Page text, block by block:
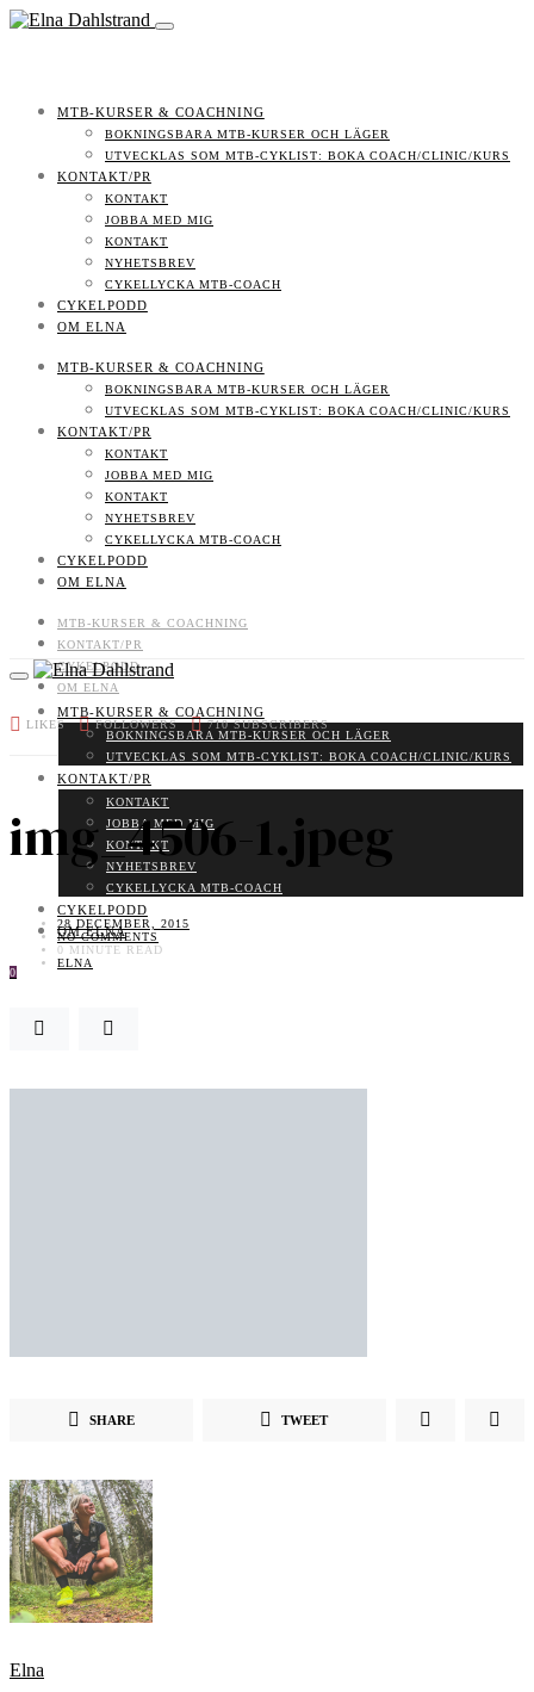
MTB-KURSER & COACHNING
BOKNINGSBARA MTB-KURSER OCH LÄGER
UTVECKLAS SOM MTB-CYKLIST: BOKA COACH/CLINIC/KURS
KONTAKT/PR
KONTAKT
JOBBA MED MIG
KONTAKT
NYHETSBREV
CYKELLYCKA MTB-COACH
CYKELPODD
OM ELNA
MTB-KURSER & COACHNING
BOKNINGSBARA MTB-KURSER OCH LÄGER
UTVECKLAS SOM MTB-CYKLIST: BOKA COACH/CLINIC/KURS
KONTAKT/PR
KONTAKT
JOBBA MED MIG
KONTAKT
NYHETSBREV
CYKELLYCKA MTB-COACH
CYKELPODD
OM ELNA
MTB-KURSER & COACHNING
KONTAKT/PR
CYKELPODD
OM ELNA
LIKES FOLLOWERS 710 SUBSCRIBERS
MTB-KURSER & COACHNING
BOKNINGSBARA MTB-KURSER OCH LÄGER
UTVECKLAS SOM MTB-CYKLIST: BOKA COACH/CLINIC/KURS
KONTAKT/PR
KONTAKT
JOBBA MED MIG
KONTAKT
NYHETSBREV
CYKELLYCKA MTB-COACH
CYKELPODD
OM ELNA
0
img_4506-1.jpeg
28 DECEMBER, 2015
NO COMMENTS
0 MINUTE READ
ELNA
SHARE TWEET
Elna